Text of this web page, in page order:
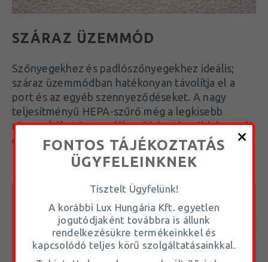
SZÁRAZ ÜZEMMÓD
Szőnyegekhez és padlószőnyegekhez ideális;
száraz üzemmódban hatékonyan távolítja el a
port és az egyéb szennyeződéseket. A nagy
teljesítményű HEPA-szűrő még a legkisebb
részecskéket is csapdába ejti, így tisztább levegőt
és felületeket biztosít.
FONTOS TÁJÉKOZTATÁS
ÜGYFELEINKNEK
Tisztelt Ügyfelünk!
A korábbi Lux Hungária Kft. egyetlen
jogutódjaként továbbra is állunk
rendelkezésükre termékeinkkel és
kapcsolódó teljes körű szolgáltatásainkkal.